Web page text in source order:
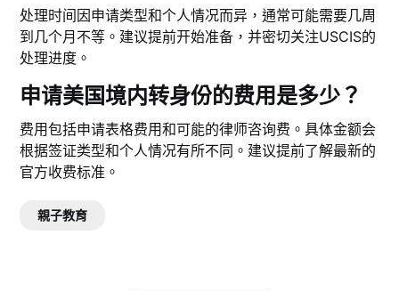
处理时间因申请类型和个人情况而异，通常可能需要几周
到几个月不等。建议提前开始准备，并密切关注USCIS的
处理进度。
申请美国境内转身份的费用是多少？
费用包括申请表格费用和可能的律师咨询费。具体金额会
根据签证类型和个人情况有所不同。建议提前了解最新的
官方收费标准。
親子教育